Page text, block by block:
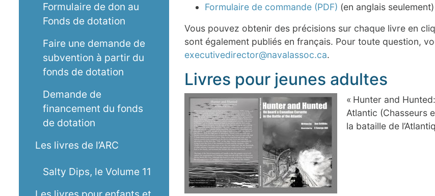
Formulaire de don au
Fonds de dotation
Faire une demande de
subvention à partir du
fonds de dotation
Demande de
financement du fonds
de dotation
Les livres de l’ARC
Salty Dips, le Volume 11
Formulaire de commande (PDF) (en anglais seulement)
Vous pouvez obtenir des précisions sur chaque livre en
sont également publiés en français. Pour toute question,
executivedirector@navalassoc.ca.
Livres pour jeunes adultes
« Hunter and
Atlantic (Chasseurs
la bataille de